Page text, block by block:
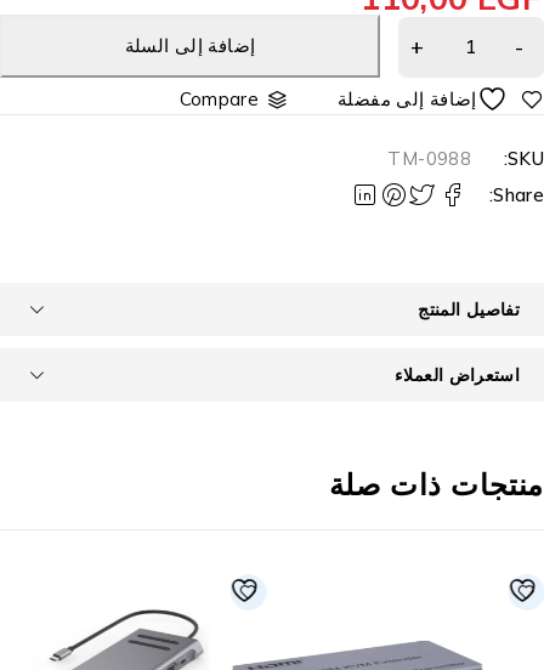
إضافة إلى السلة
Compare
TM-0988
تفاصيل المنتج
استعراض العملاء
ذات صلة